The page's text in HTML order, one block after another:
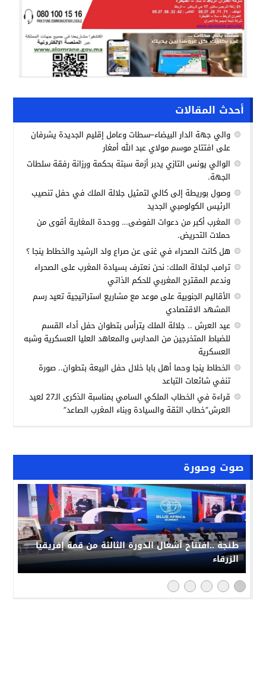
صوت وصورة
حملة “فخورون_بملكنا” تجتاح مواقع التواصل بالمغرب:
رد حضاري على حملات التشويش الإعلامي
أحدث المقالات
والي جهة الدار البيضاء–سطات وعامل إقليم الجديدة يشرفان
على افتتاح موسم مولاي عبد الله أمغار
الوالي يونس التازي يدبر أزمة سبتة بحكمة ورزانة رفقة سلطات
الجهة.
وصول بوريطة إلى كالي لتمثيل جلالة الملك في حفل تنصيب
الرئيس الكولومبي الجديد
المغرب أكبر من دعوات الفوضى… ووحدة المغاربة أقوى من
حملات التحريض.
هل كانت الصحراء في غنى عن صراع ولد الرشيد والخطاط ينجا ؟
ترامب لجلالة الملك: نحن نعترف بسيادة المغرب على الصحراء
وندعم المقترح المغربي للحكم الذاتي
الأقاليم الجنوبية على موعد مع مشاريع استراتيجية تعيد رسم
المشهد الاقتصادي
عيد العرش .. جلالة الملك يترأس بتطوان حفل أداء القسم
للضباط المتخرجين من المدارس والمعاهد العليا العسكرية وشبه
العسكرية
الخطاط ينجا وحما أهل بابا خلال حفل البيعة بتطوان.. صورة
تنفي شائعات التباعد
قراءة في الخطاب الملكي السامي بمناسبة الذكرى الـ27 لعيد
العرش”خطاب الثقة والسيادة وبناء المغرب الصاعد”